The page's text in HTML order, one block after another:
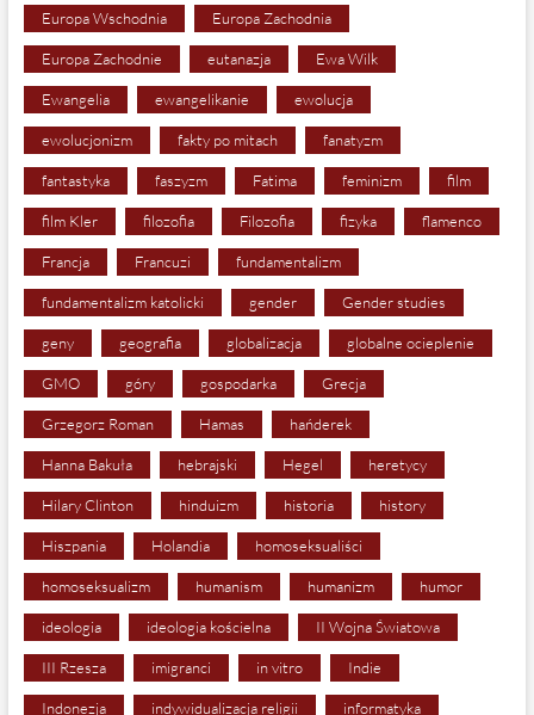
Europa Wschodnia Europa Zachodnia
Europa Zachodnie eutanazja Ewa Wilk
Ewangelia ewangelikanie ewolucja
ewolucjonizm fakty po mitach fanatyzm
fantastyka faszyzm Fatima feminizm film
film Kler filozofia Filozofia fizyka flamenco
Francja Francuzi fundamentalizm
fundamentalizm katolicki gender Gender studies
geny geografia globalizacja globalne ocieplenie
GMO góry gospodarka Grecja
Grzegorz Roman Hamas hańderek
Hanna Bakuła hebrajski Hegel heretycy
Hilary Clinton hinduizm historia history
Hiszpania Holandia homoseksualiści
homoseksualizm humanism humanizm humor
ideologia ideologia kościelna II Wojna Światowa
III Rzesza imigranci in vitro Indie
Indonezja indywidualizacja religii informatyka